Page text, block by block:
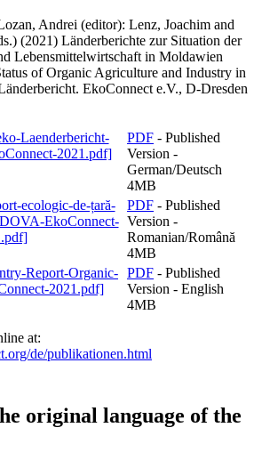
Andrei (editor): Lenz, Joachim and
(2021) Länderberichte zur Situation der
Lebensmittelwirtschaft in Moldawien
of Organic Agriculture and Industry in
EkoConnect e.V., D-Dresden
PDF - Published
Version -
German/Deutsch
4MB
PDF - Published
Version -
Romanian/Română
4MB
PDF - Published
Version - English
4MB
at:
de/publikationen.html
original language of the